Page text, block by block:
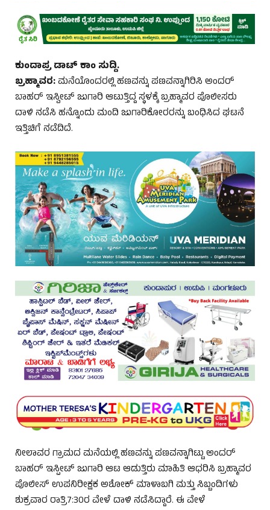
ಕುಂದಾಪ್ರ ಡಾಟ್‌ ಕಾಂ ಸುದ್ದಿ.
ಬ್ರಹ್ಮಾವರ:ಮನೆಯೊಂದರಲ್ಲಿ ಹಣವನ್ನು ಪಣವನ್ನಾಗಿರಿಸಿ ಅಂದರ್‌
ಬಾಹರ್‌ ಇಸ್ವೀಟ್‌ ಜುಗಾರಿ ಆಟುತ್ತಿದ್ದ ಸ್ಥಳಕ್ಕೆ ಬ್ರಹ್ಮಾವರ ಪೊಲೀಸರು
ದಾಳಿ ನಡೆಸಿ ಹನ್ನೊಂದು ಮಂದಿ ಜುಗಾರಿಕೋರರನ್ನು ಬಂಧಿಸಿದ ಘಟನೆ
ಇತ್ತಿಚಿಗೆ ನಡೆದಿದೆ.
ನೀಲಾವರ ಗ್ರಾಮದ ಮನೆಯಲ್ಲಿ ಹಣವನ್ನು ಪಣವನ್ನಾಗಿಟ್ಟು ಅಂದರ್
ಬಾಹರ್ ಇಸ್ಪೀಟ್ ಜುಗಾರಿ ಆಟ ಆಡುತ್ತಿರು ಮಾಹಿತಿ ಆಧರಿಸಿ ಬ್ರಹ್ಮಾವರ
ಪೊಲೀಸ್ ಉಪನಿರೀಕ್ಷಕ ಅಶೋಕ್ ಮಾಳಾಬಗಿ ಮತ್ತು ಸಿಬ್ಬಂದಿಗಳು
ಶುಕ್ರವಾರ ರಾತ್ರಿ7:30ರ ವೇಳೆ ದಾಳಿ ನಡೆಸಿದ್ದಾರೆ. ಈ ವೇಳೆ